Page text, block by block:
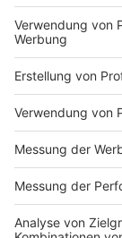
Der
Suche nach
weiterhelfen.
Therapieplatz
darf gar nicht
umgehend
Professor
Das tritt